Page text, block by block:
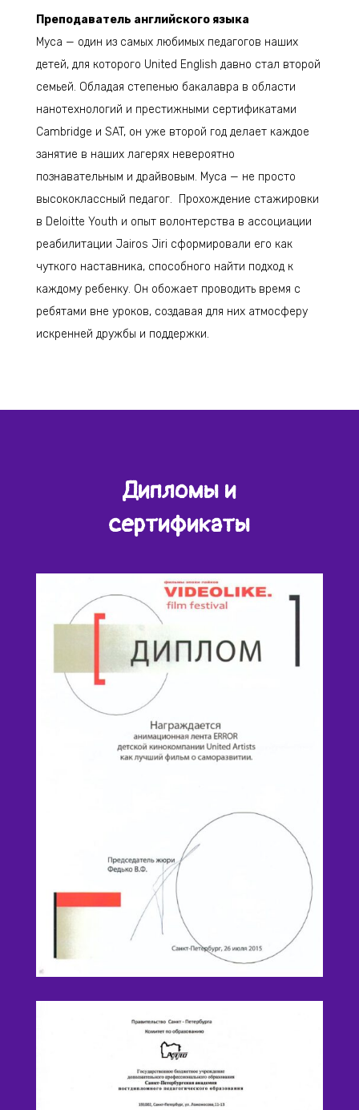
Преподаватель английского языка
Муса — один из самых любимых педагогов наших
детей, для которого United English давно стал второй
семьей. Обладая степенью бакалавра в области
нанотехнологий и престижными сертификатами
Cambridge и SAT, он уже второй год делает каждое
занятие в наших лагерях невероятно
познавательным и драйвовым. Муса — не просто
высококлассный педагог. Прохождение стажировки
в Deloitte Youth и опыт волонтерства в ассоциации
реабилитации Jairos Jiri сформировали его как
чуткого наставника, способного найти подход к
каждому ребенку. Он обожает проводить время с
ребятами вне уроков, создавая для них атмосферу
искренней дружбы и поддержки.
Дипломы и
сертификаты